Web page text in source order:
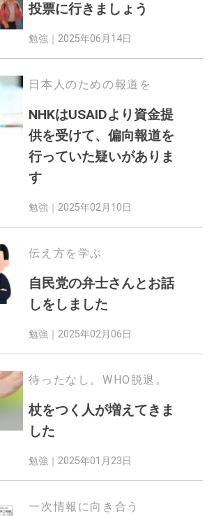
投票に行きましょう
勉強｜2025年06月14日
日本人のための報道を
NHKはUSAIDより資金提
供を受けて、偏向報道を
行っていた疑いがありま
す
勉強｜2025年02月10日
伝え方を学ぶ
自民党の弁士さんとお話
しをしました
勉強｜2025年02月06日
待ったなし。WHO脱退。
杖をつく人が増えてきま
した
勉強｜2025年01月23日
一次情報に向き合う